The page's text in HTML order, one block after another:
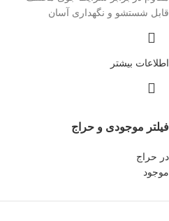
فیلتر موجودی و حراج
در حراج
موجود
قابل شستشو و نگهداری آسان
اطلاعات بیشتر